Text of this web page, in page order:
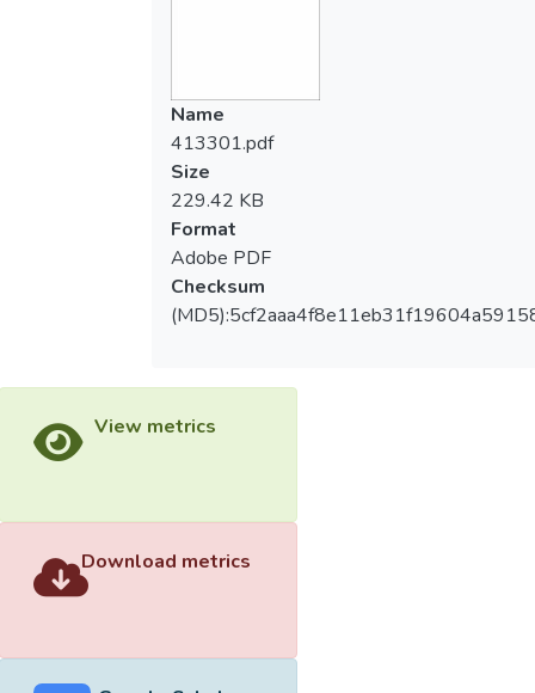
Name
413301.pdf
Size
229.42 KB
Format
Adobe PDF
Checksum
View metrics
Download metrics